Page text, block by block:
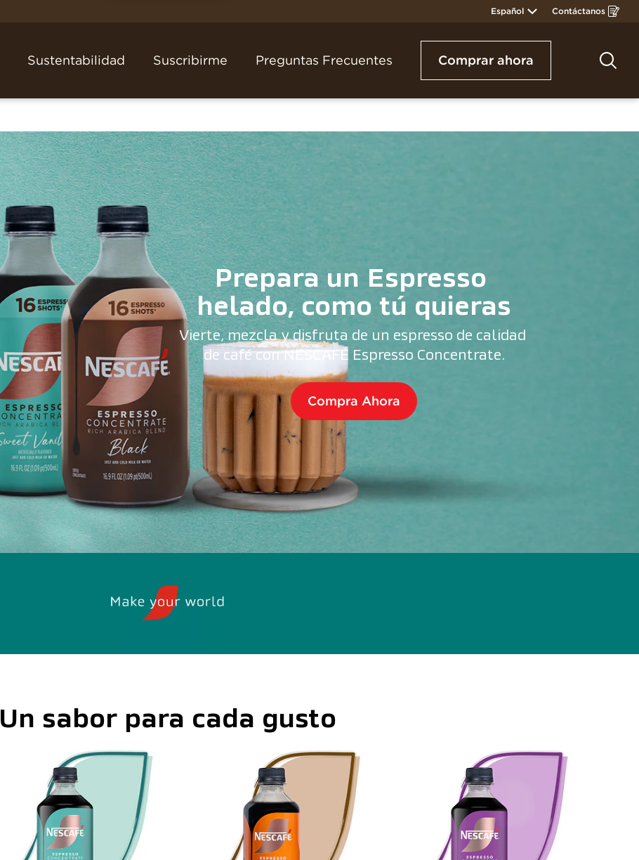
Español Contáctanos
Opens
Sustentabilidad Suscribirme Preguntas Frecuentes Comprar ahora
Prepara un Espresso
helado, como tú quieras
Vierte, mezcla y disfruta de un espresso de calidad
de café con NESCAFÉ Espresso Concentrate.
Compra Ahora
Un sabor para cada gusto